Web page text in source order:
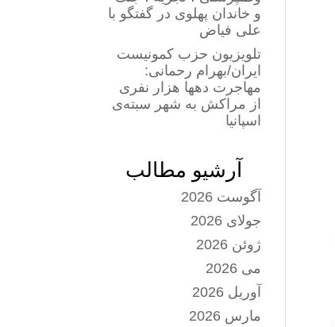
و خاندان پهلوی در گفتگو با
علی فیاض
تلویزیون حزب کمونیست
ایران/بهرام رحمانی:
مهاجرت دهها هزار نفری
از مراکش به شهر سبته‌ی
اسپانیا
آرشیو مطالب
آگوست 2026
جولای 2026
ژوئن 2026
می 2026
آوریل 2026
مارس 2026